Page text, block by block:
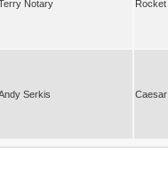
Notary Rocket
Serkis Caesar